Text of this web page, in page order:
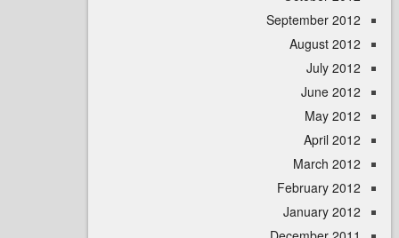
September
August
July
June
May
April
March
February
January